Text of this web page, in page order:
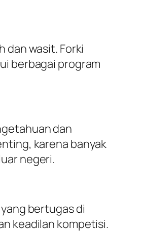
dan wasit. Forki
berbagai program
dan
karena banyak
negeri.
bertugas di
keadilan kompetisi.